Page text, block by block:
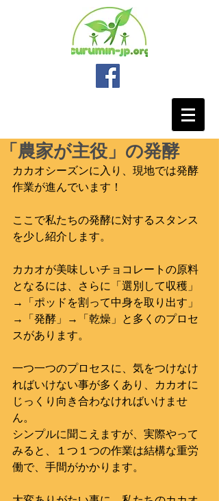
「農家が主役」の発酵
カカオシーズンに入り、現地では発酵
作業が進んでいます！
ここで私たちの発酵に対するスタンス
を少し紹介します。
カカオが美味しいチョコレートの原料
となるには、さらに「選別して収穫」
→「ポッドを割って中身を取り出す」
→「発酵」→「乾燥」と多くのプロセ
スがあります。
一つ一つのプロセスに、気をつけなけ
ればいけない事が多くあり、カカオに
じっくり向き合わなければいけませ
ん。
シンプルに聞こえますが、実際やって
みると、１つ１つの作業は結構な重労
働で、手間がかかります。